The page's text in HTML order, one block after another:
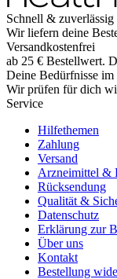
Schnell & zuverlässig
Wir liefern deine
Versandkostenfrei
ab 25 € Bestellwert.
Deine Bedürfnisse im
Wir prüfen für dich
Service
Hilfethemen
Zahlung
Versand
Arzneimittel &
Rücksendung
Qualität &
Datenschutz
Erklärung zur
Über uns
Kontakt
Bestellung